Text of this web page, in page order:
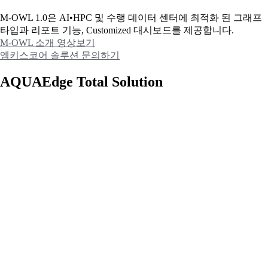
M-OWL 1.0은 AI•HPC 및 수랭 데이터 센터에 최적화 된 그래프
타입과 리포트 기능, Customized 대시보드를 제공합니다.
M-OWL 소개 영상보기
엠키스코어 솔루션 문의하기
AQUAEdge Total Solution